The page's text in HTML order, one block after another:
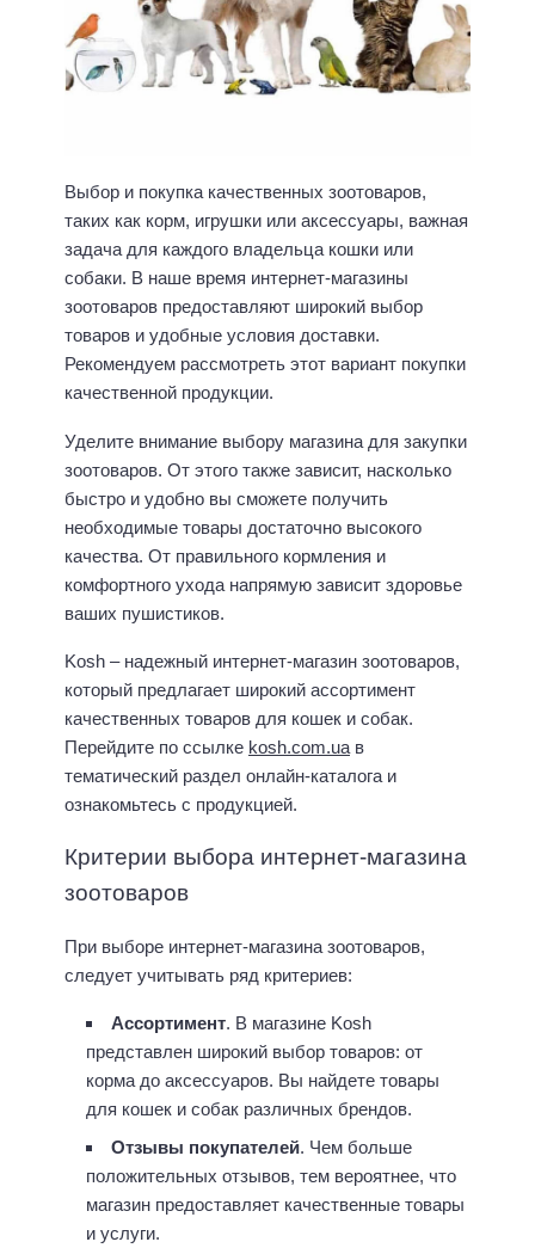
Выбор и покупка качественных зоотоваров,
таких как корм, игрушки или аксессуары, важная
задача для каждого владельца кошки или
собаки. В наше время интернет-магазины
зоотоваров предоставляют широкий выбор
товаров и удобные условия доставки.
Рекомендуем рассмотреть этот вариант покупки
качественной продукции.
Уделите внимание выбору магазина для закупки
зоотоваров. От этого также зависит, насколько
быстро и удобно вы сможете получить
необходимые товары достаточно высокого
качества. От правильного кормления и
комфортного ухода напрямую зависит здоровье
ваших пушистиков.
Kosh – надежный интернет-магазин зоотоваров,
который предлагает широкий ассортимент
качественных товаров для кошек и собак.
Перейдите по ссылке kosh.com.ua в
тематический раздел онлайн-каталога и
ознакомьтесь с продукцией.
Критерии выбора интернет-магазина
зоотоваров
При выборе интернет-магазина зоотоваров,
следует учитывать ряд критериев:
Ассортимент. В магазине Kosh
представлен широкий выбор товаров: от
корма до аксессуаров. Вы найдете товары
для кошек и собак различных брендов.
Отзывы покупателей. Чем больше
положительных отзывов, тем вероятнее, что
магазин предоставляет качественные товары
и услуги.